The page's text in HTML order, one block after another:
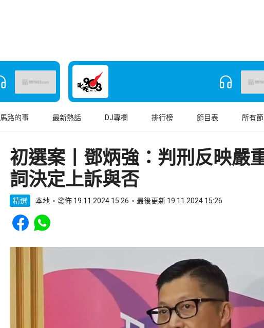
馬路的事 最新熱話 DJ專欄 排行榜 節目表 所有節
初選案丨鄧炳強：判刑反映嚴
詞決定上訴與否
精選 本地 發佈 19.11.2024 15:26 最後更新 19.11.2024 15:26
Share to Facebook
Share to WhatsApp